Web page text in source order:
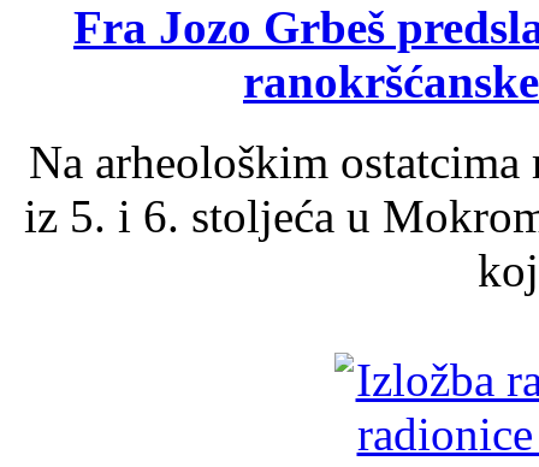
Fra Jozo Grbeš
Na arheološkim
iz 5. i 6. stoljeća u